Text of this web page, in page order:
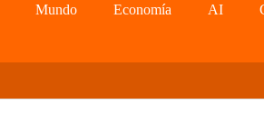
Mundo Economía AI